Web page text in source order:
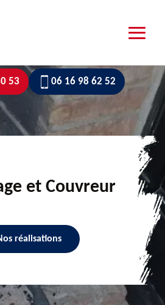
53 06 16 98 62 52
et Couvreur
réalisations